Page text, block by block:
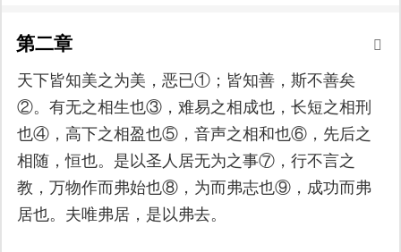
第二章
天下皆知美之为美，恶已①；皆知善，斯不善矣
②。有无之相生也③，难易之相成也，长短之相刑
也④，高下之相盈也⑤，音声之相和也⑥，先后之
相随，恒也。是以圣人居无为之事⑦，行不言之
教，万物作而弗始也⑧，为而弗志也⑨，成功而弗
居也。夫唯弗居，是以弗去。